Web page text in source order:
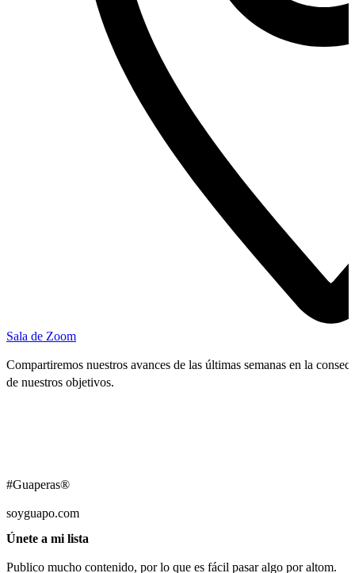
Sala de Zoom
Compartiremos nuestros avances de las últimas semanas en la
de nuestros objetivos.
#Guaperas®
soyguapo.com
Únete a mi lista
Publico mucho contenido, por lo que es fácil pasar algo por altom.